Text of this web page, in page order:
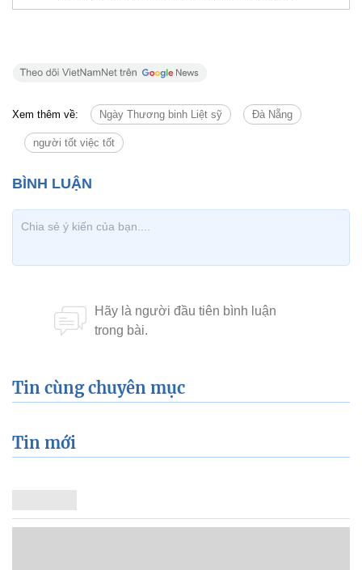
Xem thêm về: Ngày Thương binh Liệt sỹ Đà Nẵng
người tốt việc tốt
Tin cùng chuyên mục
Tin mới